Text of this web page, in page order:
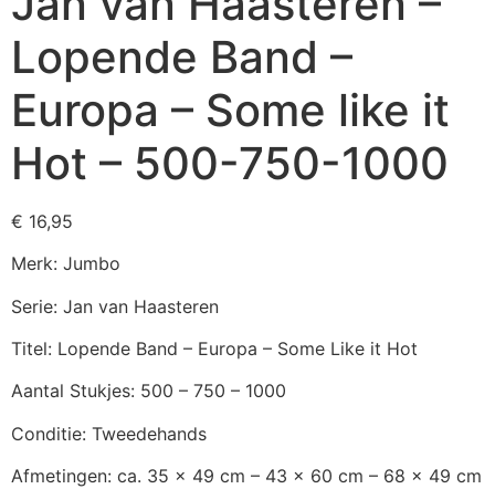
Lopende Band –
Europa – Some like it
Hot – 500-750-1000
€ 16,95
Merk: Jumbo
Serie: Jan van Haasteren
Titel: Lopende Band – Europa – Some Like it Hot
Aantal Stukjes: 500 – 750 – 1000
Conditie: Tweedehands
Afmetingen: ca. 35 x 49 cm – 43 x 60 cm – 68 x 49 cm